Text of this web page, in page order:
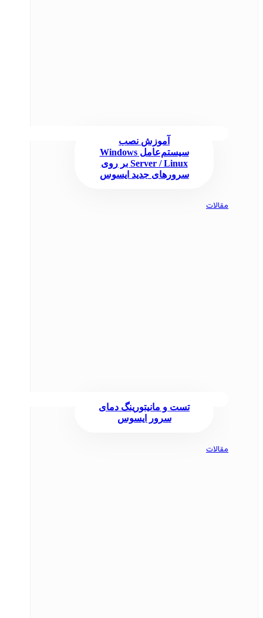
آموزش نصب
سیستم‌عامل Windows
Server / Linux بر روی
سرورهای جدید ایسوس
مقالات
تست و مانیتورینگ دمای
سرور ایسوس
مقالات